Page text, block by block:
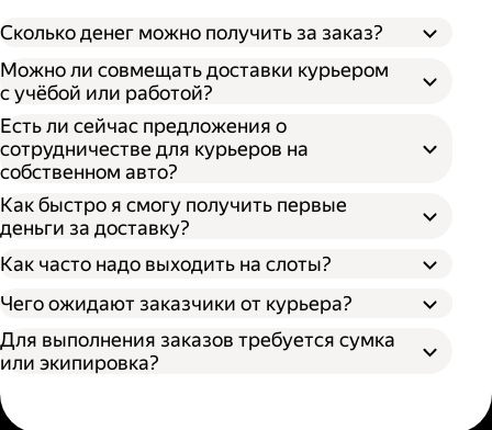
Сколько денег можно получить за заказ?
Можно ли совмещать доставки курьером
с учёбой или работой?
Есть ли сейчас предложения о
сотрудничестве для курьеров на
собственном авто?
Как быстро я смогу получить первые
деньги за доставку?
Как часто надо выходить на слоты?
Чего ожидают заказчики от курьера?
Для выполнения заказов требуется сумка
или экипировка?